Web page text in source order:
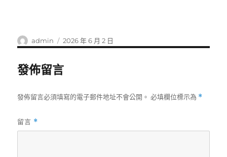
作
者
admin
發
佈
2026 年 6 月 2 日
發佈留言
發佈留言必須填寫的電子郵件地址不會公開。 必填欄位標示為 *
留言 *